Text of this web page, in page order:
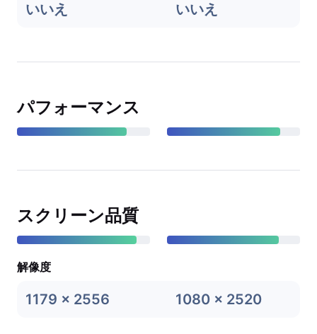
いいえ いいえ
パフォーマンス
スクリーン品質
解像度
1179 x 2556 1080 x 2520